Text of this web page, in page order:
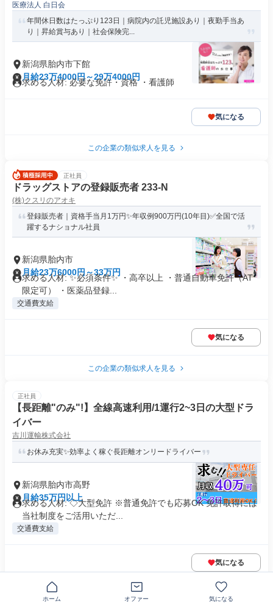
医療法人 白日会
年間休日数はたっぷり123日｜病院内の託児施設あり｜夜勤手当あ
り｜昇給賞与あり｜社会保険完...
新潟県胎内市下館
月給23万4000円～29万4000円
求める人材: 必要な免許・資格 ・看護師
気になる
この企業の類似求人を見る
正社員
ドラッグストアの登録販売者 233-N
(株)クスリのアオキ
登録販売者｜資格手当月1万円✨年収例900万円(10年目)✅全国で活
躍するナショナル社員
新潟県胎内市
月給23万6000円～33万円
求める人材: ✨必須条件✨ ・高卒以上 ・普通自動車免許（AT
限定可） ・医薬品登録...
交通費支給
気になる
この企業の類似求人を見る
正社員
【長距離"のみ"!】全線高速利用/1運行2~3日の大型ドラ
イバー
吉川運輸株式会社
お休み充実✨効率よく稼ぐ長距離オンリードライバー
新潟県胎内市高野
月給35万円以上
求める人材: ◇大型免許 ※普通免許でも応募OK 免許取得には
当社制度をご活用いただ...
交通費支給
気になる
ホーム オファー 気になる